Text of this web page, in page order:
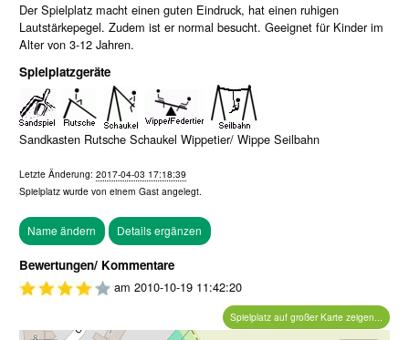
Der Spielplatz macht einen guten Eindruck, hat einen ruhigen
Lautstärkepegel. Zudem ist er normal besucht. Geeignet für Kinder im
Alter von 3-12 Jahren.
Spielplatzgeräte
Sandkasten Rutsche Schaukel Wippetier/ Wippe Seilbahn
Letzte Änderung: 2017-04-03 17:18:39
Spielplatz wurde von einem Gast angelegt.
Bewertungen/ Kommentare
am 2010-10-19 11:42:20
Spielplatz auf großer Karte zeigen...